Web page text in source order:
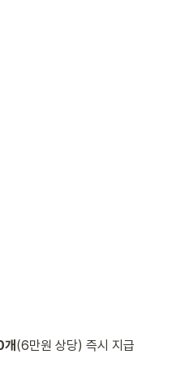
(6만원 상당) 즉시 지급